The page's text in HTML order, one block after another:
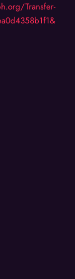
Transfer-